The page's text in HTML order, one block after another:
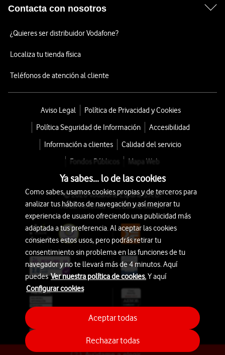
Contacta con nosotros
¿Quieres ser distribuidor Vodafone?
Localiza tu tienda física
Teléfonos de atención al cliente
Aviso Legal
Política de Privacidad y Cookies
Política Seguridad de Información
Accesibilidad
Información a clientes
Calidad del servicio
Fondos Públicos
Mapa Web
© 2026 Vodafone España S.A.U.
Avda. América 115, 28042 Madrid
Ya sabes... lo de las cookies
Como sabes, usamos cookies propias y de terceros para
analizar tus hábitos de navegación y así mejorar tu
experiencia de usuario ofreciendo una publicidad más
adaptada a tus preferencia. Al aceptar las cookies
consientes estos usos, pero podrás retirar tu
consentimiento sin problema en las funciones de tu
navegador y no te llevará más de 4 minutos. Aquí
puedesVer nuestra política de cookies.Y aquí
Configurar cookies
Rechazar todas
Aceptar todas